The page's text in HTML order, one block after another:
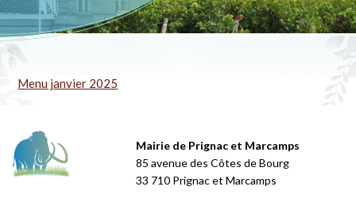
Menu janvier 2025
Mairie de Prignac et Marcamps
85 avenue des Côtes de Bourg
33 710 Prignac et Marcamps